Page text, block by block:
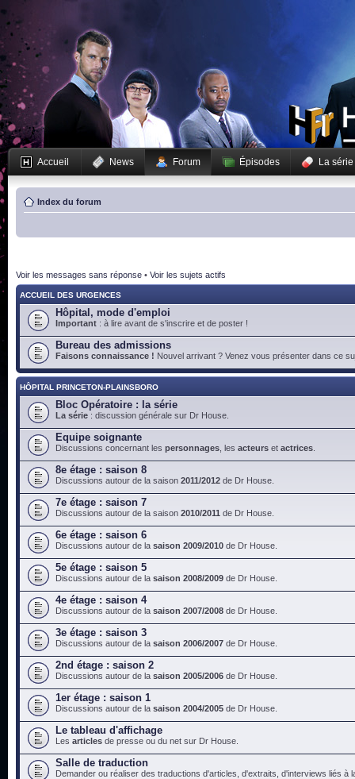
Accueil News Forum Épisodes La série
Index du forum
Voir les messages sans réponse • Voir les sujets actifs
ACCUEIL DES URGENCES
Hôpital, mode d'emploi
Important : à lire avant de s'inscrire et de poster !
Bureau des admissions
Faisons connaissance ! Nouvel arrivant ? Venez vous présenter dans ce
HÔPITAL PRINCETON-PLAINSBORO
Bloc Opératoire : la série
La série : discussion générale sur Dr House.
Equipe soignante
Discussions concernant les personnages , les acteurs et actrices
8e étage : saison 8
Discussions autour de la saison 2011/2012 de Dr House.
7e étage : saison 7
Discussions autour de la saison 2010/2011 de Dr House.
6e étage : saison 6
Discussions autour de la saison 2009/2010 de Dr House.
5e étage : saison 5
Discussions autour de la saison 2008/2009 de Dr House.
4e étage : saison 4
Discussions autour de la saison 2007/2008 de Dr House.
3e étage : saison 3
Discussions autour de la saison 2006/2007 de Dr House.
2nd étage : saison 2
Discussions autour de la saison 2005/2006 de Dr House.
1er étage : saison 1
Discussions autour de la saison 2004/2005 de Dr House.
Le tableau d'affichage
Les articles de presse ou du net sur Dr House.
Salle de traduction
Demander ou réaliser des traductions d'articles, d'extraits, d'interviews liés à